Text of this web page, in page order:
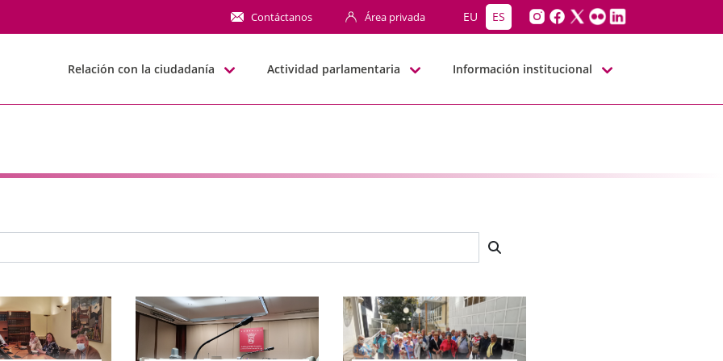
Contáctanos Área privada EU ES
Relación con la ciudadanía Actividad parlamentaria Información institucional
búsqueda